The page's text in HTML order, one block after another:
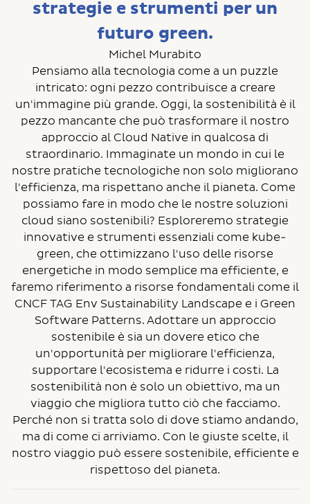
strategie e strumenti per un
futuro green.
Michel Murabito
Pensiamo alla tecnologia come a un puzzle
intricato: ogni pezzo contribuisce a creare
un'immagine più grande. Oggi, la sostenibilità è il
pezzo mancante che può trasformare il nostro
approccio al Cloud Native in qualcosa di
straordinario. Immaginate un mondo in cui le
nostre pratiche tecnologiche non solo migliorano
l'efficienza, ma rispettano anche il pianeta. Come
possiamo fare in modo che le nostre soluzioni
cloud siano sostenibili? Esploreremo strategie
innovative e strumenti essenziali come kube-
green, che ottimizzano l'uso delle risorse
energetiche in modo semplice ma efficiente, e
faremo riferimento a risorse fondamentali come il
CNCF TAG Env Sustainability Landscape e i Green
Software Patterns. Adottare un approccio
sostenibile è sia un dovere etico che
un'opportunità per migliorare l'efficienza,
supportare l'ecosistema e ridurre i costi. La
sostenibilità non è solo un obiettivo, ma un
viaggio che migliora tutto ciò che facciamo.
Perché non si tratta solo di dove stiamo andando,
ma di come ci arriviamo. Con le giuste scelte, il
nostro viaggio può essere sostenibile, efficiente e
rispettoso del pianeta.